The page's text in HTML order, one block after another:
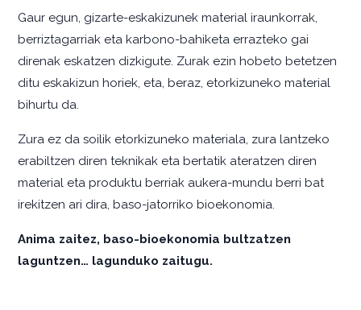
Gaur egun, gizarte-eskakizunek material iraunkorrak,
berriztagarriak eta karbono-bahiketa errazteko gai
direnak eskatzen dizkigute. Zurak ezin hobeto betetzen
ditu eskakizun horiek, eta, beraz, etorkizuneko material
bihurtu da.
Zura ez da soilik etorkizuneko materiala, zura lantzeko
erabiltzen diren teknikak eta bertatik ateratzen diren
material eta produktu berriak aukera-mundu berri bat
irekitzen ari dira, baso-jatorriko bioekonomia.
Anima zaitez, baso-bioekonomia bultzatzen
laguntzen… lagunduko zaitugu.